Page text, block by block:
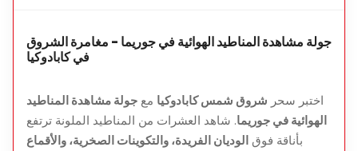
استشعر الإثارة لرحلة المناطيد
دون مغادرة الأرض
من منظور الأرض
تابع المناطيد أثناء رحلتهافي مركبات الشركاء المحليين لتجربة
غامرة
جولة مشاهدة المناطيد الهوائية في جوريما - مغامرة الشروق
في كابادوكيا
اختبر سحر شروق شمس كابادوكيا مع جولة مشاهدة المناطيد
الهوائية في جوريما. شاهد العشرات من المناطيد الملونة ترتفع
بأناقة فوق الوديان الفريدة، والتكوينات الصخرية، والأقماع